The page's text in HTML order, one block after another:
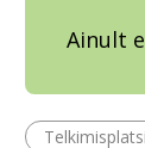
Ainult